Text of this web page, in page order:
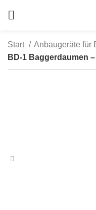
Start
Anbaugeräte für
BD-1 Baggerdaumen